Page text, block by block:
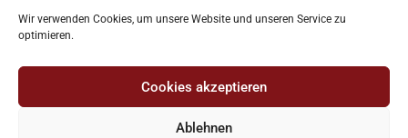
Wir verwenden Cookies, um unsere Website und unseren Service zu
optimieren.
Cookies akzeptieren
Ablehnen